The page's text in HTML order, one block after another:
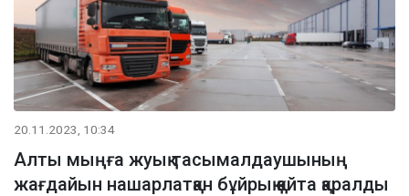
20.11.2023, 10:34
Алты мыңға жуық тасымалдаушының
жағдайын нашарлатқан бұйрық қайта қаралды